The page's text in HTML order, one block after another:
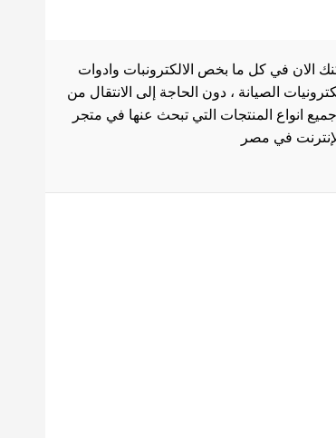
الان في كل ما بخص الالكترونبات وادوات
الصيانة ، دون الحاجة إلى الانتقال من
انواع المنتجات التي تبحث عنها في متجر